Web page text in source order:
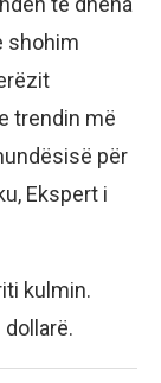
shohim
trendin më
për
Ekspert i
kulmin.